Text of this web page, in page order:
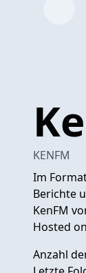
KENFM
Im
Berichte
KenFM
Hosted
Anzahl